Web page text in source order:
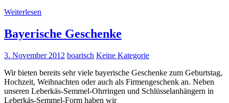
Weiterlesen
Bayerische Geschenke
3. November 2012 boarisch Keine Kategorie
Wir bieten bereits sehr viele bayerische Geschenke zum Geburtstag,
Hochzeit, Weihnachten oder auch als Firmengeschenk an. Neben
unseren Leberkäs-Semmel-Ohrringen und Schlüsselanhängern in
Leberkäs-Semmel-Form haben wir